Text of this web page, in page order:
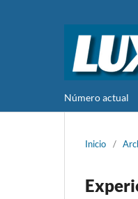
Número actual
Inicio /